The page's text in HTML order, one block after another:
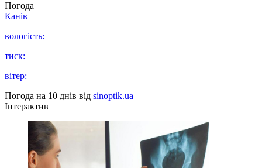
Погода
Канів
вологість:
тиск:
вітер:
Погода на 10 днів від sinoptik.ua
Інтерактив